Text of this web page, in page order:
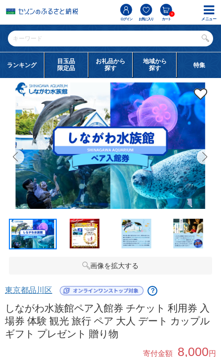
ログイン お気に入り カート
0
ランキング
目玉品
限定品
お礼品から
探す
地域から
探す
特集
画像を拡大する
東京都品川区 ？
しながわ水族館ペア入館券 チケット 利用券 入
場券 体験 観光 旅行 ペア 大人 デート カップル
ギフト プレゼント 贈り物
寄付金額 8,000円
メニュー